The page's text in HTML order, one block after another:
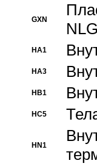
GXN
HA1
HA3
HB1
HC5
HN1